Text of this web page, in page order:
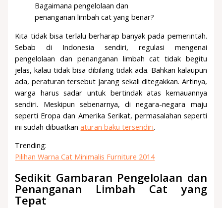
Bagaimana pengelolaan dan
penanganan limbah cat yang benar?
Kita tidak bisa terlalu berharap banyak pada pemerintah.
Sebab di Indonesia sendiri, regulasi mengenai
pengelolaan dan penanganan limbah cat tidak begitu
jelas, kalau tidak bisa dibilang tidak ada. Bahkan kalaupun
ada, peraturan tersebut jarang sekali ditegakkan. Artinya,
warga harus sadar untuk bertindak atas kemauannya
sendiri. Meskipun sebenarnya, di negara-negara maju
seperti Eropa dan Amerika Serikat, permasalahan seperti
ini sudah dibuatkanaturan baku tersendiri.
Trending:
Pilihan Warna Cat Minimalis Furniture 2014
Sedikit Gambaran Pengelolaan dan
Penanganan Limbah Cat yang
Tepat